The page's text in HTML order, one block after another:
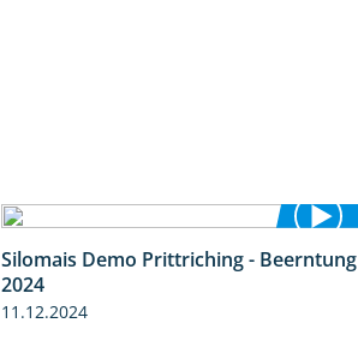
12:28
Silomais Demo Prittriching - Beerntung
2024
11.12.2024